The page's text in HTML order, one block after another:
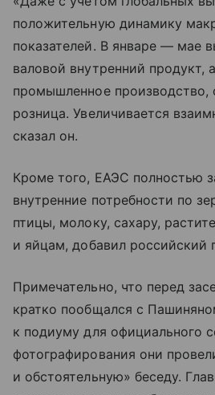
положительную динамику
показателей. В январе — мае
валовой внутренний продукт,
промышленное производство,
розница. Увеличивается
сказал он.
Кроме того, ЕАЭС полностью
внутренние потребности по
птицы, молоку, сахару,
и яйцам, добавил российский
Примечательно, что перед
кратко пообщался с
к подиуму для официального
фотографирования они
и обстоятельную» беседу.